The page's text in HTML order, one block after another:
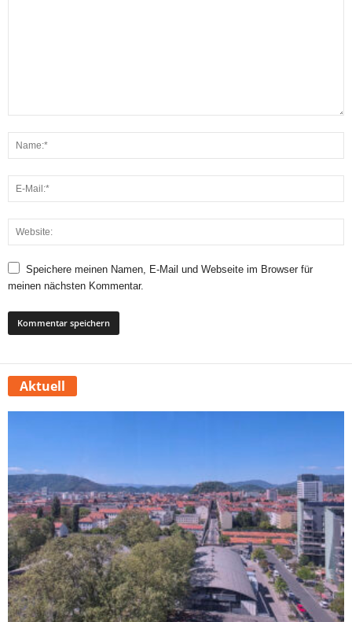
Speichere meinen Namen, E-Mail und Webseite im Browser für
meinen nächsten Kommentar.
Aktuell